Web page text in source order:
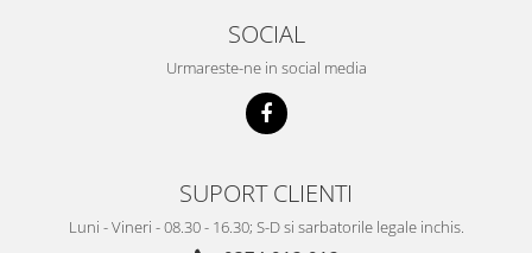
SOCIAL
Urmareste-ne in social media
SUPORT CLIENTI
Luni - Vineri - 08.30 - 16.30; S-D si sarbatorile legale inchis.